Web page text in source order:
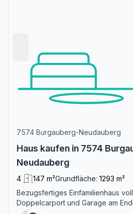
7574 Burgauberg-Neudauberg
Haus kaufen in 7574
Neudauberg
4 147 m²Grundfläche: 1293 m²
Bezugsfertiges Einfamilienhaus
Doppelcarport und Garage am